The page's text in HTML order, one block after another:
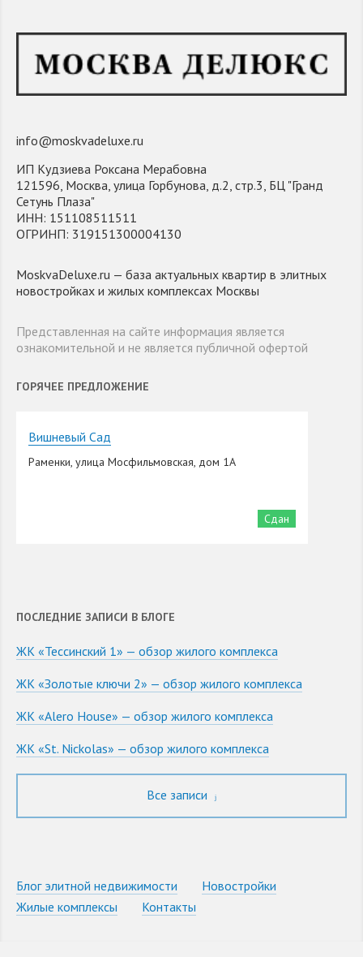
info@moskvadeluxe.ru
ИП Кудзиева Роксана Мерабовна
121596, Москва, улица Горбунова, д.2, стр.3, БЦ "Гранд
Сетунь Плаза"
ИНН: 151108511511
ОГРИНП: 319151300004130
MoskvaDeluxe.ru — база актуальных квартир в элитных
новостройках и жилых комплексах Москвы
Представленная на сайте информация является
ознакомительной и не является публичной офертой
ГОРЯЧЕЕ ПРЕДЛОЖЕНИЕ
Вишневый Сад
Раменки, улица Мосфильмовская, дом 1А
Сдан
ПОСЛЕДНИЕ ЗАПИСИ В БЛОГЕ
ЖК «Тессинский 1» — обзор жилого комплекса
ЖК «Золотые ключи 2» — обзор жилого комплекса
ЖК «Alero House» — обзор жилого комплекса
ЖК «St. Nickolas» — обзор жилого комплекса
Все записи
Блог элитной недвижимости
Новостройки
Жилые комплексы
Контакты